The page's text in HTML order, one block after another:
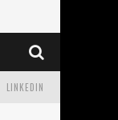
LINKEDIN